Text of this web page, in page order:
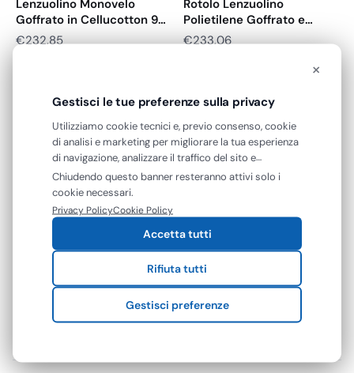
Lenzuolino Monovelo
Goffrato in Cellucotton 95
m x…
€232,85
Rotolo Lenzuolino
Polietilene Goffrato e
Ovatta 68 m…
€233,06
Spedizione gratuita
Punta a Punta 2 Veli 46…
Roial Rotolo Lenzuolino
TNT 60 cm x 70…
€9,16
€ 7,51
×
Gestisci le tue preferenze sulla privacy
Utilizziamo cookie tecnici e, previo consenso, cookie
di analisi e marketing per migliorare la tua esperienza
di navigazione, analizzare il traffico del sito e
mostrarti contenuti e pubblicità personalizzati. Puoi
accettare tutti i cookie oppure gestire le tue
preferenze. Puoi modificare o revocare il consenso in
qualsiasi momento.
Chiudendo questo banner resteranno attivi solo i
cookie necessari.
Privacy PolicyCookie Policy
Accetta tutti
Rifiuta tutti
Gestisci preferenze